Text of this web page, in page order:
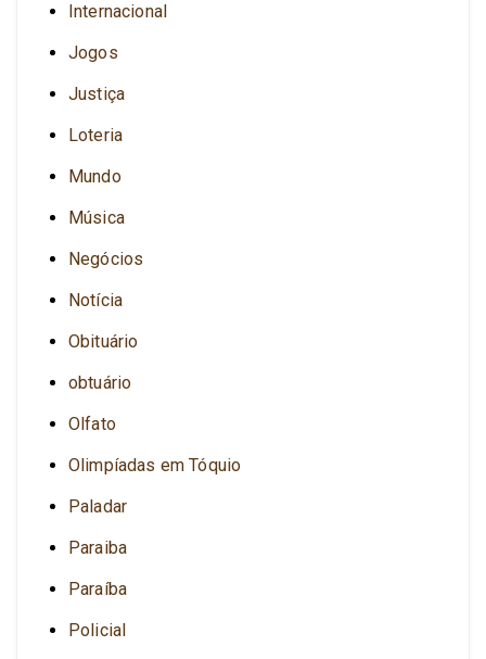
Internacional
Jogos
Justiça
Loteria
Mundo
Música
Negócios
Notícia
Obituário
obtuário
Olfato
Olimpíadas em Tóquio
Paladar
Paraiba
Paraíba
Policial